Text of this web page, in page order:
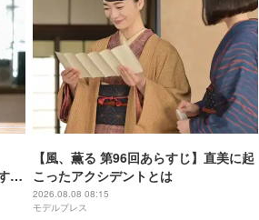
ご
【風、薫る 第96回あらすじ】直美に起
こったアクシデントとは
2026.08.08 08:15
モデルプレス